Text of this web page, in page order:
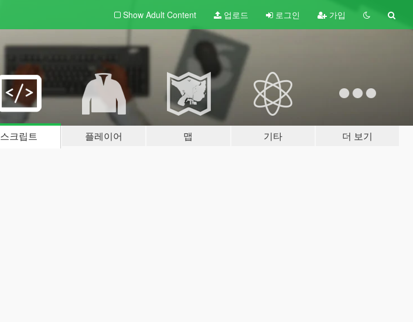
Show Adult Content 업로드 로그인 가입
스크립트 플레이어 맵 기타 더 보기